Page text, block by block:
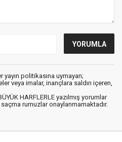
yayın politikasına uymayan;
veya imalar, inançlara saldırı içeren,
HARFLERLE yazılmış yorumlar
saçma rumuzlar onaylanmamaktadır.